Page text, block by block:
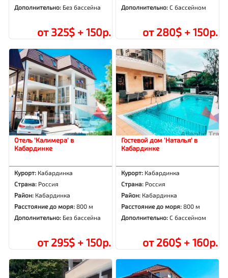
Дополнительно: Без бассейна
от 325$ + 150р.
Дополнительно:С бассейном
от 280$ + 150р.
Отель 'Калимера' в
Кабардинке
Курорт: Кабардинка
Страна: Россия
Район: Кабардинка
Расстояние до моря:800 м
Дополнительно: Без бассейна
от 295$ + 150р.
Гостевой дом 'Наталья' в
Кабардинке
Курорт: Кабардинка
Страна: Россия
Район: Кабардинка
Расстояние до моря:800 м
Дополнительно:С бассейном
от 260$ + 160р.